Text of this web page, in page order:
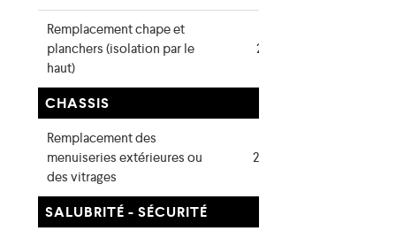
Remplacement chape et
planchers (isolation par le
haut)
2 €/m²
CHASSIS
Remplacement des
menuiseries extérieures ou
des vitrages
26 €/m²
SALUBRITÉ - SÉCURITÉ